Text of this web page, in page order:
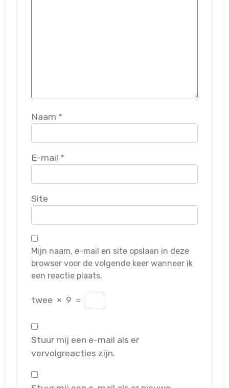
Naam *
E-mail *
Site
Mijn naam, e-mail en site opslaan in deze
browser voor de volgende keer wanneer ik
een reactie plaats.
twee × 9 =
Stuur mij een e-mail als er
vervolgreacties zijn.